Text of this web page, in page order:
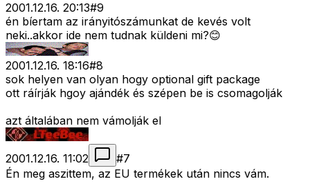
2001.12.16. 20:13#9
én bíertam az irányitószámunkat de kevés volt
neki..akkor ide nem tudnak küldeni mi?😊
2001.12.16. 18:16#8
sok helyen van olyan hogy optional gift package
ott ráírják hgoy ajándék és szépen be is csomagolják
azt általában nem vámolják el
2001.12.16. 11:02 #7
Én meg aszittem, az EU termékek után nincs vám.